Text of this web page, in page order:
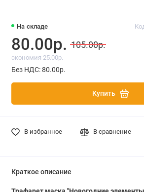
На складе
80.00р. 105.00р.
экономия 25.00р.
Без НДС: 80.00р.
Купить
В избранное В сравнение
Краткое описание